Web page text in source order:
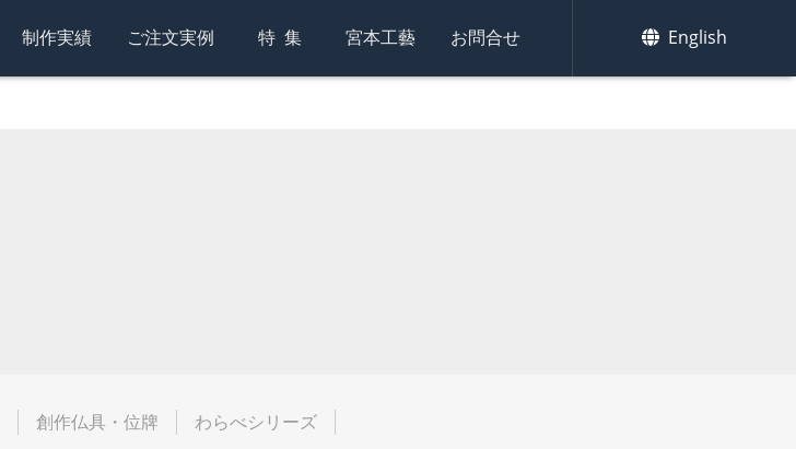
制作実績 ご注文実例 特集 宮本工藝 お問合せ English
創作仏具・位牌 わらべシリーズ